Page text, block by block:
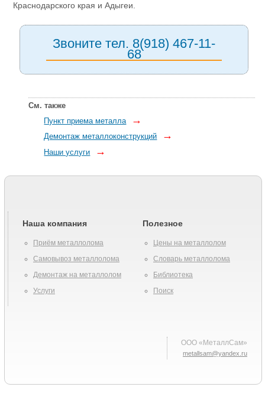
Краснодарского края и Адыгеи.
Звоните тел. 8(918) 467-11-
68
См. также
Пункт приема металла
→
Демонтаж металлоконструкций →
Наши услуги →
Наша компания
Приём металлолома
Самовывоз металлолома
Демонтаж на металлолом
Услуги
Полезное
Цены на металлолом
Словарь металлолома
Библиотека
Поиск
ООО «МеталлСам»
metallsam@yandex.ru